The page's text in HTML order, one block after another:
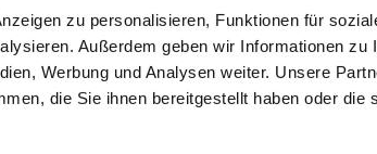
zu personalisieren, Funktionen für
Außerdem geben wir Informationen zu
Werbung und Analysen weiter. Unsere
die Sie ihnen bereitgestellt haben oder die
Position erwartet Sie eine
Tätigkeit in einem engagierten Team,
internistischen Erkrankungen widmet. Ihre Benefits• Wertschätzende
Sie profitieren von einem